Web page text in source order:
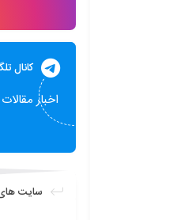
کانال
اخبار
سایت